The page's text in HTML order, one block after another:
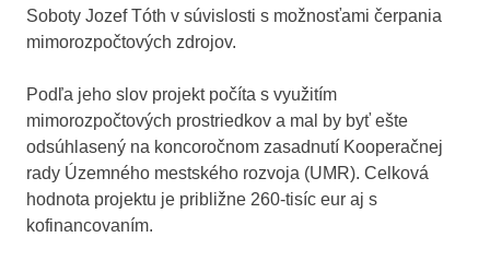
Soboty Jozef Tóth v súvislosti s možnosťami čerpania
mimorozpočtových zdrojov.
Podľa jeho slov projekt počíta s využitím
mimorozpočtových prostriedkov a mal by byť ešte
odsúhlasený na koncoročnom zasadnutí Kooperačnej
rady Územného mestského rozvoja (UMR). Celková
hodnota projektu je približne 260-tisíc eur aj s
kofinancovaním.